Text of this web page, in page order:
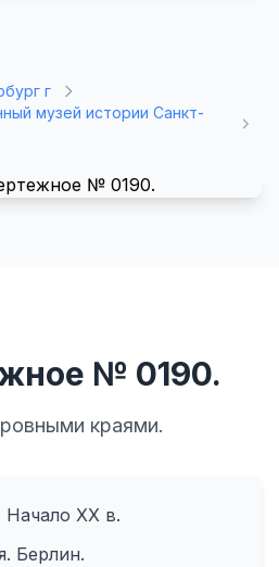
г
музей истории Санкт-
№ 0190.
краями.
Начало ХХ в.
Берлин.